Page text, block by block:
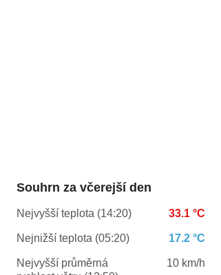
Souhrn za včerejší den
Nejvyšší teplota (14:20) 33.1 °C
Nejnižší teplota (05:20) 17.2 °C
Nejvyšší průměrná
10 km/h